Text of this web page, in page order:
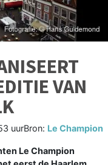
VAN
uurBron: Le Champion
Le Champion